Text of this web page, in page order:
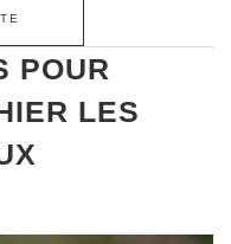
POUR
LES